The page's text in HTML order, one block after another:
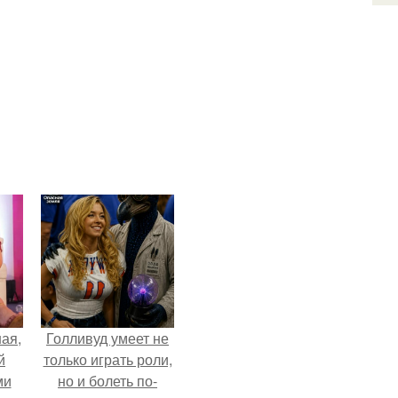
Голливуд умеет не
только играть роли,
но и болеть по-